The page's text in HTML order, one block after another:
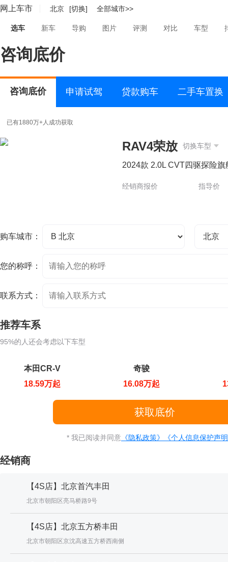
网上车市 北京 [切换] 全部城市>>
选车 新车 导购 图片 评测 对比 车型
咨询底价
咨询底价 申请试驾 贷款购车 二手车置换
已有1880万+人成功获取
RAV4荣放 切换车型
2024款 2.0L CVT四驱探险旗
经销商报价 指导价
购车城市：
您的称呼：
联系方式：
推荐车系
95%的人还会考虑以下车型
本田CR-V
18.59万起
奇骏
16.08万起
* 我已阅读并同意 《隐私政策》 《个人信息保护声
经销商
【4S店】北京首汽丰田
北京市朝阳区亮马桥路9号
【4S店】北京五方桥丰田
北京市朝阳区京沈高速五方桥西南侧